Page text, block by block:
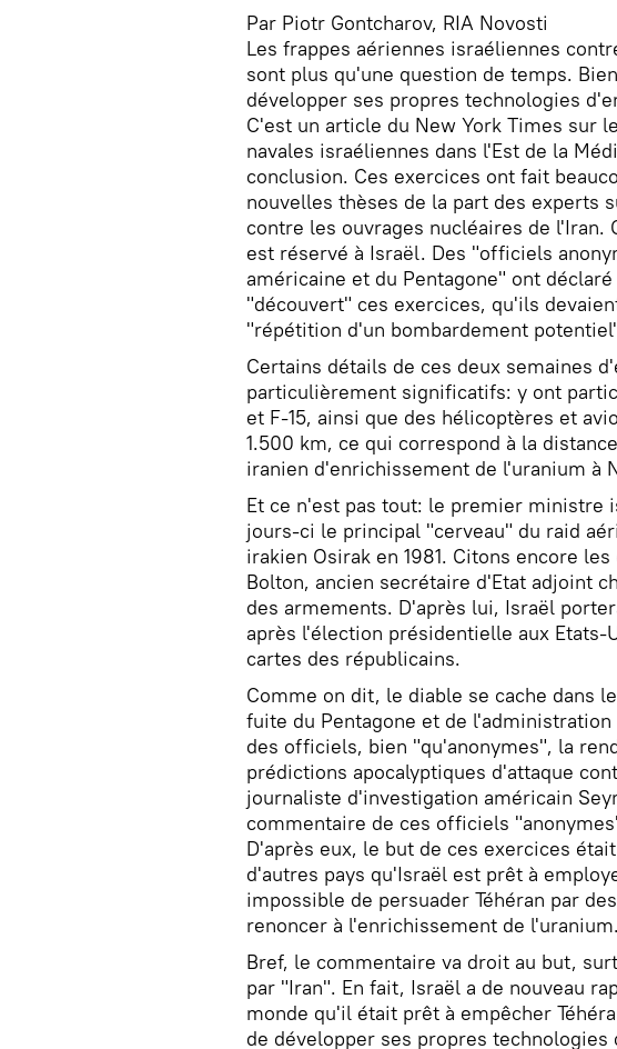
Par Piotr Gontcharov, RIA Novosti
Les frappes aériennes israéliennes
sont plus qu'une question de temps.
développer ses propres technologies
C'est un article du New York Times sur
navales israéliennes dans l'Est de la
conclusion. Ces exercices ont fait
nouvelles thèses de la part des experts
contre les ouvrages nucléaires de
est réservé à Israël. Des "officiels
américaine et du Pentagone" ont
"découvert" ces exercices, qu'ils
"répétition d'un bombardement
Certains détails de ces deux semaines
particulièrement significatifs: y ont
et F-15, ainsi que des hélicoptères et
1.500 km, ce qui correspond à la
iranien d'enrichissement de l'uranium à
Et ce n'est pas tout: le premier ministre
jours-ci le principal "cerveau" du raid
irakien Osirak en 1981. Citons encore
Bolton, ancien secrétaire d'Etat adjoint
des armements. D'après lui, Israël
après l'élection présidentielle aux
cartes des républicains.
Comme on dit, le diable se cache dans
fuite du Pentagone et de
des officiels, bien "qu'anonymes", la
prédictions apocalyptiques d'attaque
journaliste d'investigation américain
commentaire de ces officiels
D'après eux, le but de ces exercices
d'autres pays qu'Israël est prêt à
impossible de persuader Téhéran par
renoncer à l'enrichissement de l'uranium.
Bref, le commentaire va droit au but,
par "Iran". En fait, Israël a de nouveau
monde qu'il était prêt à empêcher
de développer ses propres